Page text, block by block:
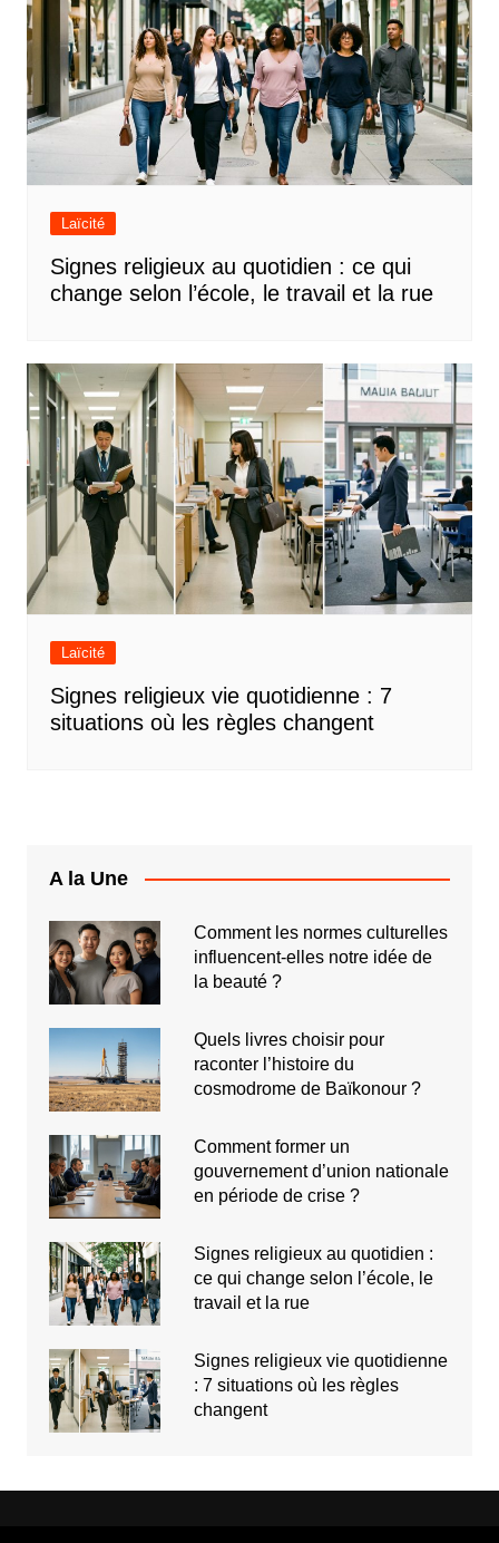
Laïcité
Signes religieux au quotidien : ce qui
change selon l’école, le travail et la rue
Laïcité
Signes religieux vie quotidienne : 7
situations où les règles changent
A la Une
Comment les normes culturelles
influencent-elles notre idée de
la beauté ?
Quels livres choisir pour
raconter l’histoire du
cosmodrome de Baïkonour ?
Comment former un
gouvernement d’union nationale
en période de crise ?
Signes religieux au quotidien :
ce qui change selon l’école, le
travail et la rue
Signes religieux vie quotidienne
: 7 situations où les règles
changent